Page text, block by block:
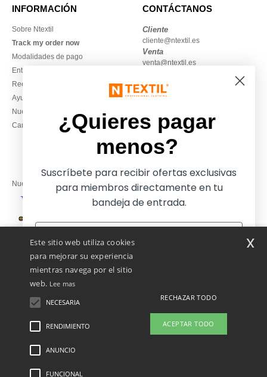
INFORMACIÓN
Sobre Ntextil
Track my order now
Modalidades de pago
Entrega
Reembolsos / devoluciones
Ayuda & FAQs
Nuestros compromisos
Camisetas locales al por mayor
CONTÁCTANOS
Cliente
cliente@ntextil.es
Venta
venta@ntextil.es
930 410 200
Viernes: 10:00–14:00
Nuestros socios financieros
Menciones Legales-
Este sitio web utiliza cookies
para mejorar su experiencia
mientras navega por el sitio
web. Lee mas
NECESARIA
RENDIMIENTO
ANUNCIO
FUNCIONAL
RECHAZAR TODO
ACEPTAR TODO
x
¿Quieres pagar
menos?
Suscríbete para recibir ofertas exclusivas
para miembros directamente en tu
bandeja de entrada.
Sí, ¡quiero pagar menos!
No gracias, quiero pagar más